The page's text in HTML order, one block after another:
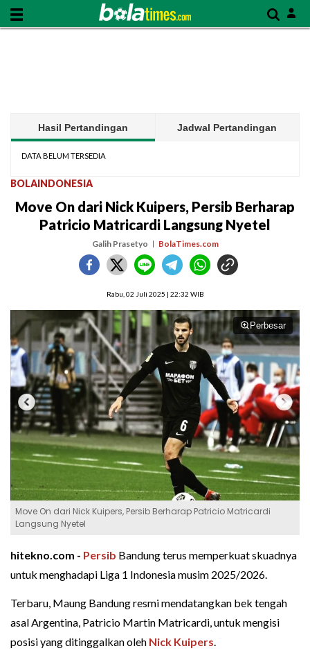
Hasil Pertandingan Jadwal Pertandingan
DATA BELUM TERSEDIA
BOLAINDONESIA
Move On dari Nick Kuipers, Persib Berharap
Patricio Matricardi Langsung Nyetel
Galih Prasetyo BolaTimes.com
Rabu, 02 Juli 2025 | 22:32 WIB
Perbesar
Move On dari Nick Kuipers, Persib Berharap Patricio Matricardi
Langsung Nyetel
hitekno.com - Persib Bandung terus memperkuat skuadnya
untuk menghadapi Liga 1 Indonesia musim 2025/2026.
Terbaru, Maung Bandung resmi mendatangkan bek tengah
asal Argentina, Patricio Martin Matricardi, untuk mengisi
posisi yang ditinggalkan oleh Nick Kuipers.